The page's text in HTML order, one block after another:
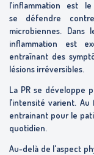
l’inflammation est
se défendre
microbiennes.
inflammation est
entraînant des
lésions irréversibles.
La PR se développe
l’intensité varient.
entrainant pour le
quotidien.
Au-delà de l'aspect